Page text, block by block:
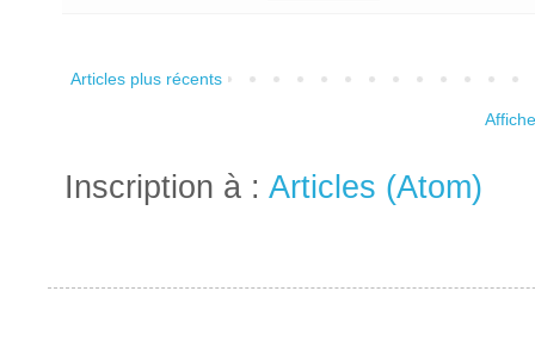
Articles plus récents
Inscription à : Articles (Atom)